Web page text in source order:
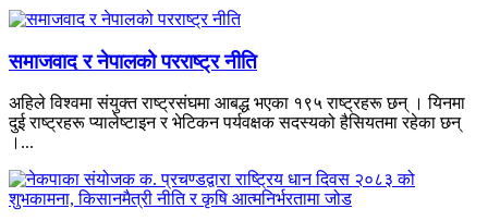
समाजवाद र नेपालको परराष्ट्र नीति
अहिले विश्वमा संयुक्त राष्ट्रसंघमा आबद्ध भएका १९५ राष्ट्रहरू छन् । यिनमा
दुई राष्ट्रहरू प्यालेष्टाइन र भेटिकन पर्यवक्षक सदस्यको हैसियतमा रहेका छन्
।...